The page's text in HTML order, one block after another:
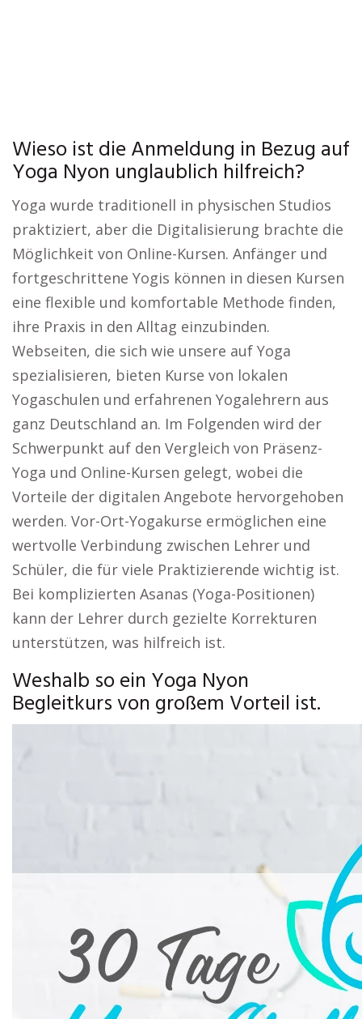
Wieso ist die Anmeldung in Bezug auf
Yoga Nyon unglaublich hilfreich?
Yoga wurde traditionell in physischen Studios
praktiziert, aber die Digitalisierung brachte die
Möglichkeit von Online-Kursen. Anfänger und
fortgeschrittene Yogis können in diesen Kursen
eine flexible und komfortable Methode finden,
ihre Praxis in den Alltag einzubinden.
Webseiten, die sich wie unsere auf Yoga
spezialisieren, bieten Kurse von lokalen
Yogaschulen und erfahrenen Yogalehrern aus
ganz Deutschland an. Im Folgenden wird der
Schwerpunkt auf den Vergleich von Präsenz-
Yoga und Online-Kursen gelegt, wobei die
Vorteile der digitalen Angebote hervorgehoben
werden. Vor-Ort-Yogakurse ermöglichen eine
wertvolle Verbindung zwischen Lehrer und
Schüler, die für viele Praktizierende wichtig ist.
Bei komplizierten Asanas (Yoga-Positionen)
kann der Lehrer durch gezielte Korrekturen
unterstützen, was hilfreich ist.
Weshalb so ein Yoga Nyon
Begleitkurs von großem Vorteil ist.